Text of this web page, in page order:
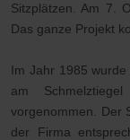
Sitzplätzen. Am 7.
Das ganze Projekt
Im Jahr 1985
am
vorgenommen. Der
der Firma